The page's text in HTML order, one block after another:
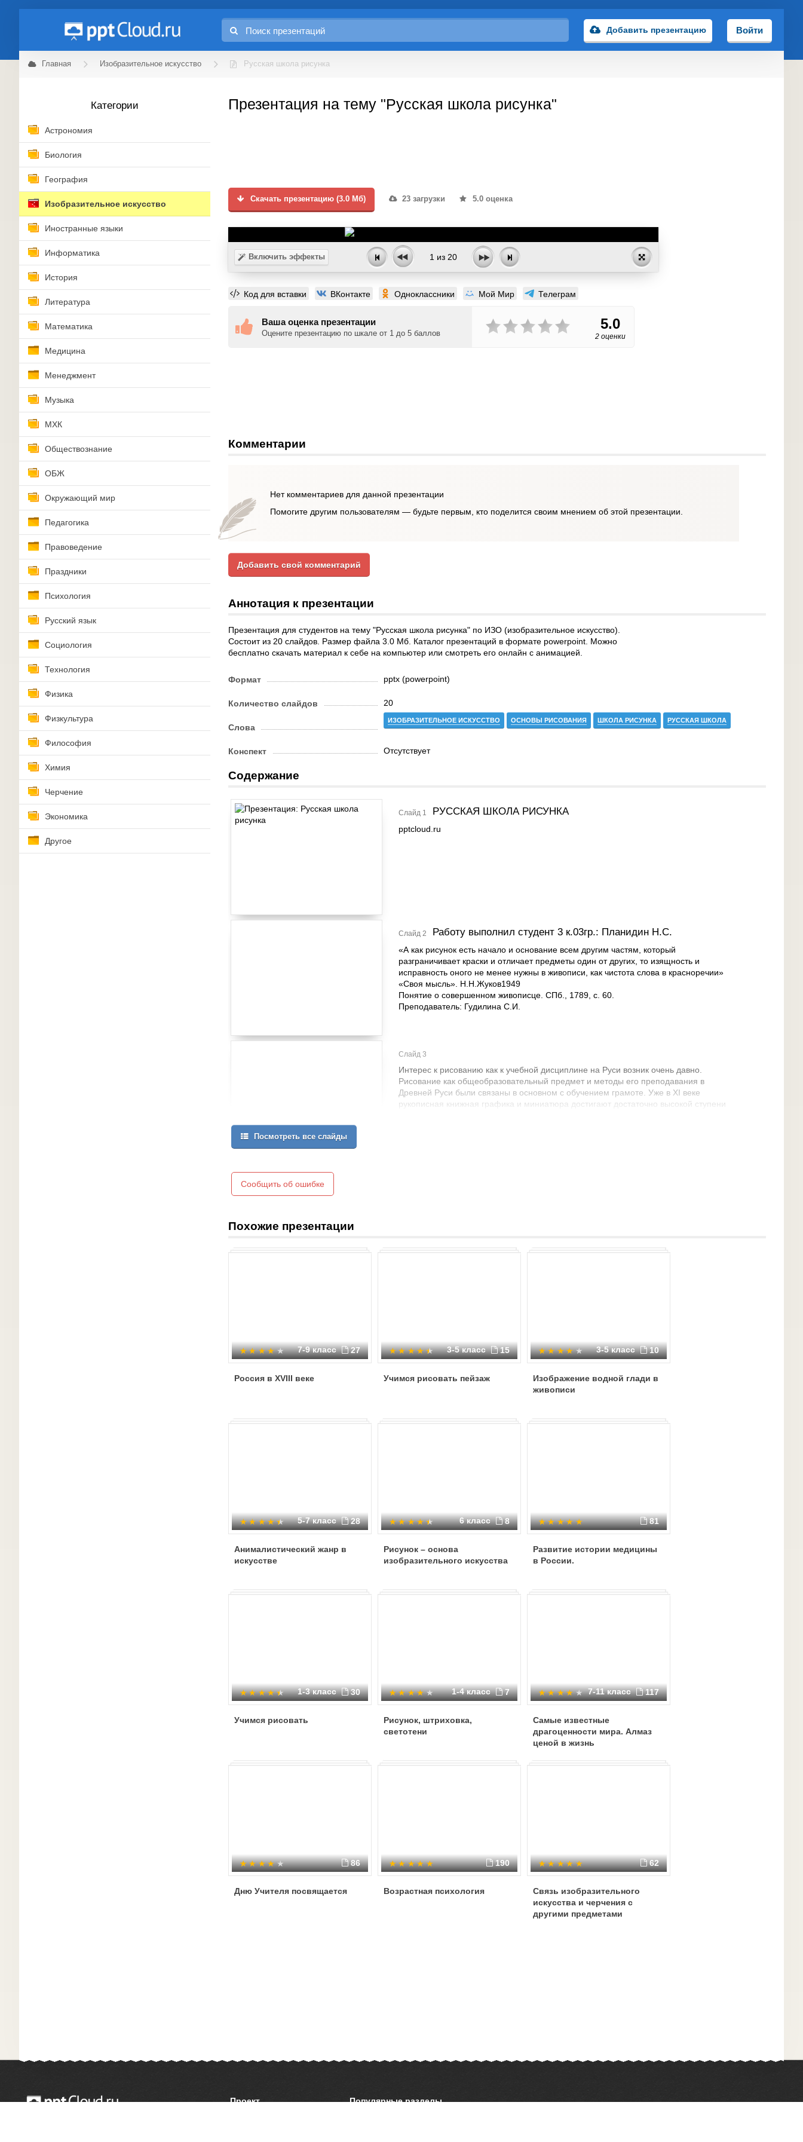
Добавить презентацию Войти
Главная Изобразительное искусство Русская школа рисунка
Категории
Астрономия
Биология
География
Изобразительное искусство
Иностранные языки
Информатика
История
Литература
Математика
Медицина
Менеджмент
Музыка
МХК
Обществознание
ОБЖ
Окружающий мир
Педагогика
Правоведение
Праздники
Психология
Русский язык
Социология
Технология
Физика
Физкультура
Философия
Химия
Черчение
Экономика
Другое
Презентация на тему "Русская школа рисунка"
Скачать презентацию (3.0 Мб) 23 загрузки 5.0 оценка
Включить эффекты 1 из 20
Код для вставки ВКонтакте Одноклассники Мой Мир Телеграм
Ваша оценка презентации
Оцените презентацию по шкале от 1 до 5 баллов
5.0
2 оценки
Комментарии
Нет комментариев для данной презентации
Помогите другим пользователям — будьте первым, кто поделится своим мнением об этой презентации.
Добавить свой комментарий
Аннотация к презентации
Презентация для студентов на тему "Русская школа рисунка" по ИЗО (изобразительное искусство).
Состоит из 20 слайдов. Размер файла 3.0 Мб. Каталог презентаций в формате powerpoint. Можно
бесплатно скачать материал к себе на компьютер или смотреть его онлайн с анимацией.
Формат pptx (powerpoint)
Количество слайдов 20
Слова
ИЗОБРАЗИТЕЛЬНОЕ ИСКУССТВО ОСНОВЫ РИСОВАНИЯ ШКОЛА РИСУНКА РУССКАЯ ШКОЛА
Конспект Отсутствует
Содержание
Слайд 1 РУССКАЯ ШКОЛА РИСУНКА
pptcloud.ru
Слайд 2 Работу выполнил студент 3 к.03гр.: Планидин Н.С.
«А как рисунок есть начало и основание всем другим частям, который
разграничивает краски и отличает предметы один от других, то изящность и
исправность оного не менее нужны в живописи, как чистота слова в красноречии»
«Своя мысль». Н.Н.Жуков1949
Понятие о совершенном живописце. СПб., 1789, с. 60.
Преподаватель: Гудилина С.И.
Слайд 3
Интерес к рисованию как к учебной дисциплине на Руси возник очень давно.
Рисование как общеобразовательный предмет и методы его преподавания в
Древней Руси были связаны в основном с обучением грамоте. Уже в XI веке
рукописная книжная графика и миниатюра достигают достаточно высокой ступени
Посмотреть все слайды
Сообщить об ошибке
Похожие презентации
7-9 класс 27
Россия в XVIII веке
3-5 класс 15
Учимся рисовать пейзаж
3-5 класс 10
Изображение водной глади в
живописи
5-7 класс 28
Анималистический жанр в
искусстве
6 класс 8
Рисунок – основа
изобразительного искусства
81
Развитие истории медицины
в России.
1-3 класс 30
Учимся рисовать
1-4 класс 7
Рисунок, штриховка,
светотени
7-11 класс 117
Самые известные
драгоценности мира. Алмаз
ценой в жизнь
86
Дню Учителя посвящается
190
Возрастная психология
62
Связь изобразительного
искусства и черчения с
другими предметами
Проект
Популярные разделы